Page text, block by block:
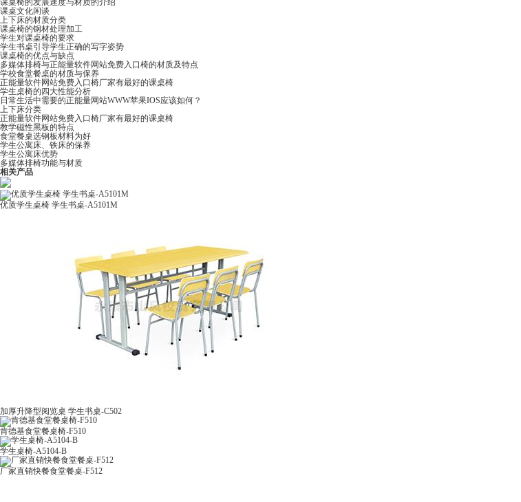
课桌椅的发展速度与材质的介绍
课桌文化闲谈
上下床的材质分类
课桌椅的钢材处理加工
学生对课桌椅的要求
学生书桌引导学生正确的写字姿势
课桌椅的优点与缺点
多媒体排椅与正能量软件网站免费入口椅的材质及特点
学校食堂餐桌的材质与保养
正能量软件网站免费入口椅厂家有最好的课桌椅
学生桌椅的四大性能分析
日常生活中需要的正能量网站WWW苹果IOS应该如何？
上下床分类
正能量软件网站免费入口椅厂家有最好的课桌椅
教学磁性黑板的特点
食堂餐桌选钢板材料为好
学生​公寓床、铁床的保养
学生公寓床优势
多媒体排椅功能与材质
相关产品
优质学生桌椅 学生书桌-A5101M
加厚升降型阅览桌 学生书桌-C502
肯德基食堂餐桌椅-F510
学生桌椅-A5104-B
厂家直销快餐食堂餐桌-F512